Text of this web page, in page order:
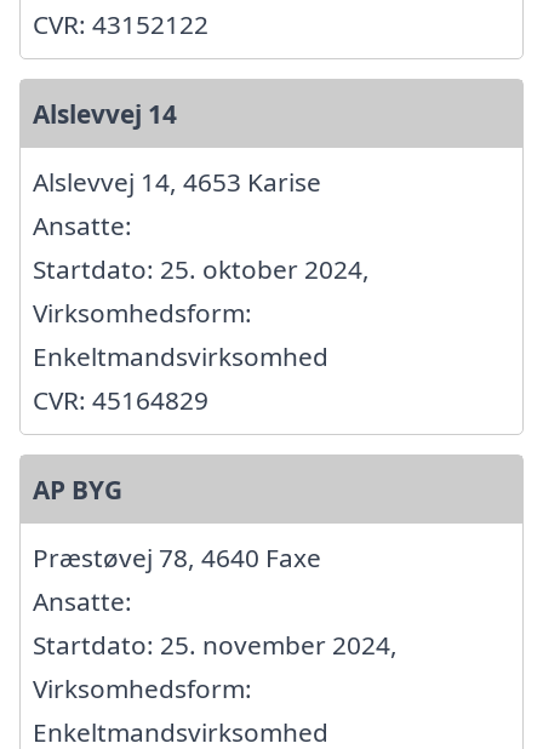
CVR: 43152122
Alslevvej 14
Alslevvej 14, 4653 Karise
Ansatte:
Startdato: 25. oktober 2024,
Virksomhedsform:
Enkeltmandsvirksomhed
CVR: 45164829
AP BYG
Præstøvej 78, 4640 Faxe
Ansatte:
Startdato: 25. november 2024,
Virksomhedsform:
Enkeltmandsvirksomhed